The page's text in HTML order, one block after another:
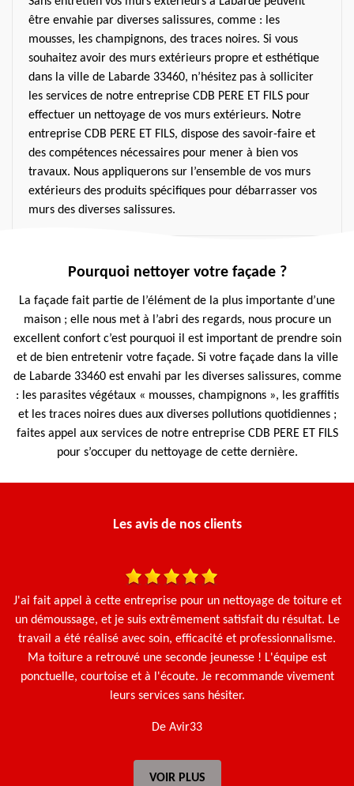
être envahie par diverses salissures, comme : les
mousses, les champignons, des traces noires. Si vous
souhaitez avoir des murs extérieurs propre et esthétique
dans la ville de Labarde 33460, n’hésitez pas à solliciter
les services de notre entreprise CDB PERE ET FILS pour
effectuer un nettoyage de vos murs extérieurs. Notre
entreprise CDB PERE ET FILS, dispose des savoir-faire et
des compétences nécessaires pour mener à bien vos
travaux. Nous appliquerons sur l’ensemble de vos murs
extérieurs des produits spécifiques pour débarrasser vos
murs des diverses salissures.
Pourquoi nettoyer votre façade ?
La façade fait partie de l’élément de la plus importante d’une
maison ; elle nous met à l’abri des regards, nous procure un
excellent confort c’est pourquoi il est important de prendre soin
et de bien entretenir votre façade. Si votre façade dans la ville
de Labarde 33460 est envahi par les diverses salissures, comme
: les parasites végétaux « mousses, champignons », les graffitis
et les traces noires dues aux diverses pollutions quotidiennes ;
faites appel aux services de notre entreprise CDB PERE ET FILS
pour s’occuper du nettoyage de cette dernière.
Les avis de nos clients
J'ai fait appel à cette entreprise pour un nettoyage de toiture et
un démoussage, et je suis extrêmement satisfait du résultat. Le
travail a été réalisé avec soin, efficacité et professionnalisme.
Ma toiture a retrouvé une seconde jeunesse ! L'équipe est
ponctuelle, courtoise et à l'écoute. Je recommande vivement
leurs services sans hésiter.
De Avir33
VOIR PLUS